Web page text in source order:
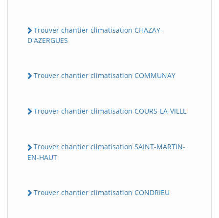
Trouver chantier climatisation CHAZAY-
D'AZERGUES
Trouver chantier climatisation COMMUNAY
Trouver chantier climatisation COURS-LA-VILLE
Trouver chantier climatisation SAINT-MARTIN-
EN-HAUT
Trouver chantier climatisation CONDRIEU